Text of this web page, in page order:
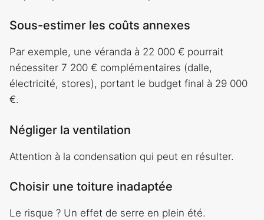
Sous-estimer les coûts annexes
Par exemple, une véranda à 22 000 € pourrait
nécessiter 7 200 € complémentaires (dalle,
électricité, stores), portant le budget final à 29 000
€.
Négliger la ventilation
Attention à la condensation qui peut en résulter.
Choisir une toiture inadaptée
Le risque ? Un effet de serre en plein été.